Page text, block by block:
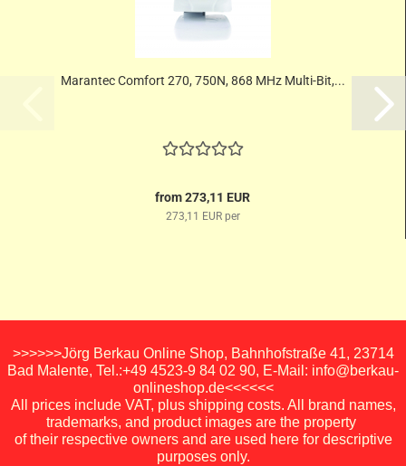
Marantec Comfort 270, 750N, 868 MHz Multi-Bit,...
from 273,11 EUR
273,11 EUR per
>>>>>>Jörg Berkau Online Shop, Bahnhofstraße 41, 23714
Bad Malente, Tel.:+49 4523-9 84 02 90, E-Mail: info@berkau-
onlineshop.de<<<<<<
All prices include VAT, plus shipping costs. All brand names,
trademarks, and product images are the property
of their respective owners and are used here for descriptive
purposes only.